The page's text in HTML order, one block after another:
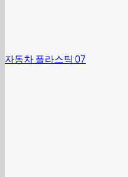
자동차 플라스틱 07